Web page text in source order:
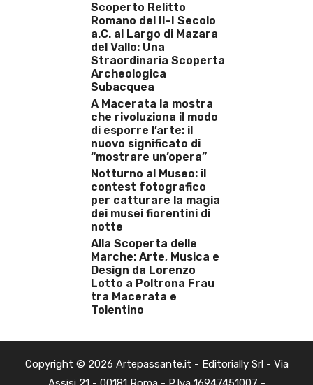
Scoperto Relitto
Romano del II-I Secolo
a.C. al Largo di Mazara
del Vallo: Una
Straordinaria Scoperta
Archeologica
Subacquea
A Macerata la mostra
che rivoluziona il modo
di esporre l’arte: il
nuovo significato di
“mostrare un’opera”
Notturno al Museo: il
contest fotografico
per catturare la magia
dei musei fiorentini di
notte
Alla Scoperta delle
Marche: Arte, Musica e
Design da Lorenzo
Lotto a Poltrona Frau
tra Macerata e
Tolentino
Copyright © 2026 Artepassante.it - Editorially Srl - Via